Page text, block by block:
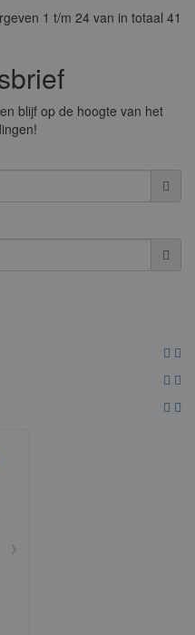
1 t/m 24 van in totaal 41
blijf op de hoogte van het